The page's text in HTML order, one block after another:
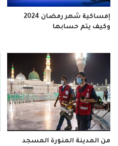
إمساكية شهر رمضان 2024
وكيف يتم حسابها
من المدينة المنورة المسجد